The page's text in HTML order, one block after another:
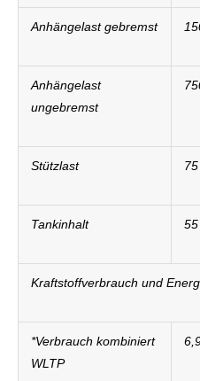
Anhängelast gebremst
Anhängelast
ungebremst
Stützlast
Tankinhalt 55
Kraftstoffverbrauch und
*Verbrauch kombiniert
WLTP